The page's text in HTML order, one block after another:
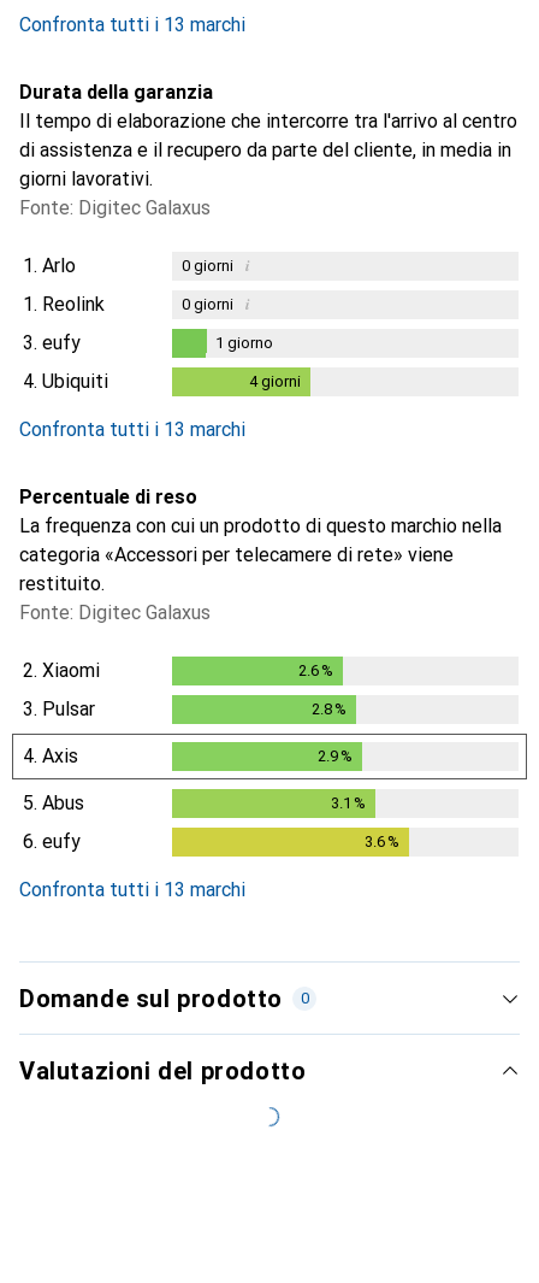
Confronta tutti i 13 marchi
Durata della garanzia
Il tempo di elaborazione che intercorre tra l'arrivo al centro
di assistenza e il recupero da parte del cliente, in media in
giorni lavorativi.
Fonte: Digitec Galaxus
1. Arlo 0giorni i
1. Reolink 0giorni i
3. eufy
giorno
1 giorno
4. Ubiquiti 4giorni
Confronta tutti i 13 marchi
Percentuale di reso
La frequenza con cui un prodotto di questo marchio nella
categoria «Accessori per telecamere di rete» viene
restituito.
Fonte: Digitec Galaxus
2. Xiaomi 2.6%
3. Pulsar 2.8%
4. Axis 2.9 %
5. Abus 3.1 %
6. eufy 3.6%
Confronta tutti i 13 marchi
Domande sul prodotto 0
Valutazioni del prodotto